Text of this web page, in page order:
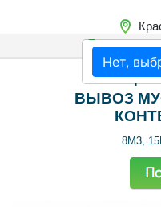
Выезд на
ВЫВОЗ
8М3,
Нет,